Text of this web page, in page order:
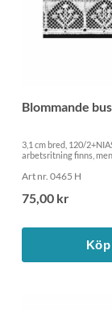
Blommande
3,1 cm bred, 120/
arbetsritning finns,
Art nr. 0465 H
75,00 kr
Köp